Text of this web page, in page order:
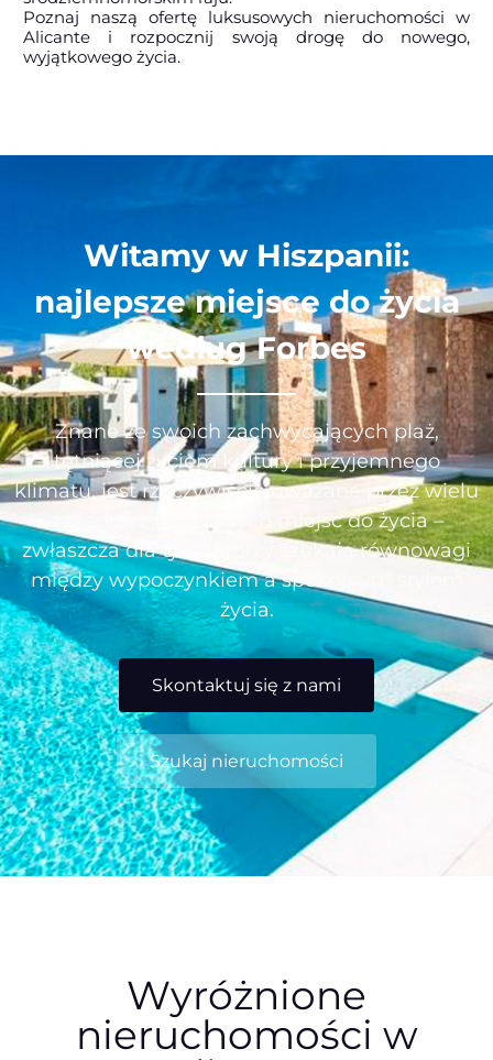
Poznaj naszą ofertę luksusowych nieruchomości w
Alicante i rozpocznij swoją drogę do nowego,
wyjątkowego życia.
Witamy w Hiszpanii:
najlepsze miejsce do życia
według Forbes
Znane ze swoich zachwycających plaż,
tętniącej życiem kultury i przyjemnego
klimatu, jest rzeczywiście uważane przez wielu
za jedno z najlepszych miejsc do życia –
zwłaszcza dla tych, którzy szukają równowagi
między wypoczynkiem a spokojnym stylem
życia.
Skontaktuj się z nami
Szukaj nieruchomości
Wyróżnione
nieruchomości w